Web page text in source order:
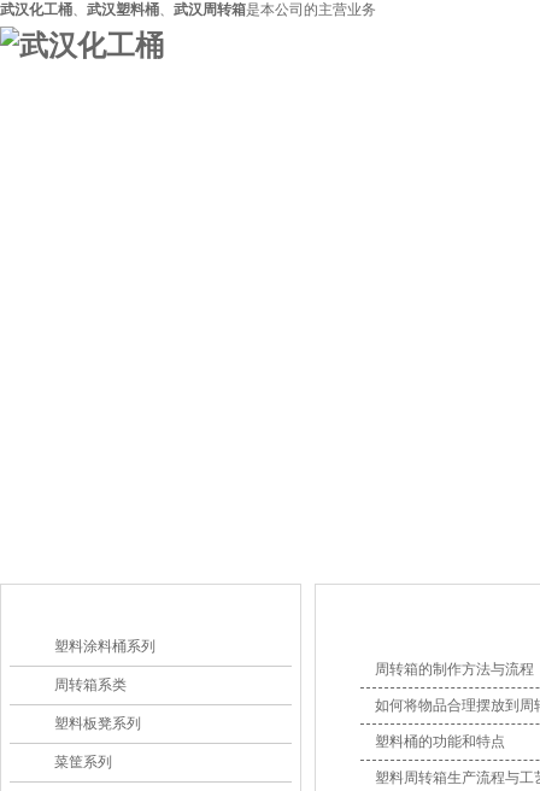
武汉化工桶、 武汉塑料桶、 武汉周转箱是本公司的主营业务
塑料涂料桶系列
周转箱系类
塑料板凳系列
菜筐系列
周转箱的制作方法与流程
如何将物品合理摆放到周
塑料桶的功能和特点
塑料周转箱生产流程与工